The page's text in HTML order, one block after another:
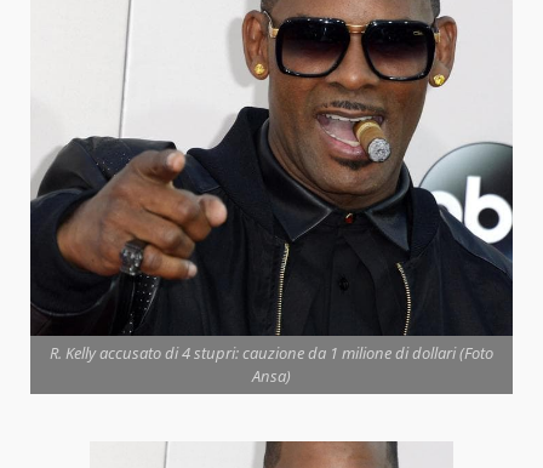
R. Kelly accusato di 4 stupri: cauzione da 1 milione di dollari (Foto
Ansa)